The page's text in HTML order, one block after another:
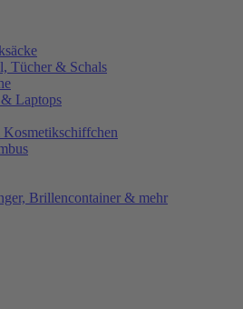
Tücher & Schals
Laptops
Brillencontainer & mehr